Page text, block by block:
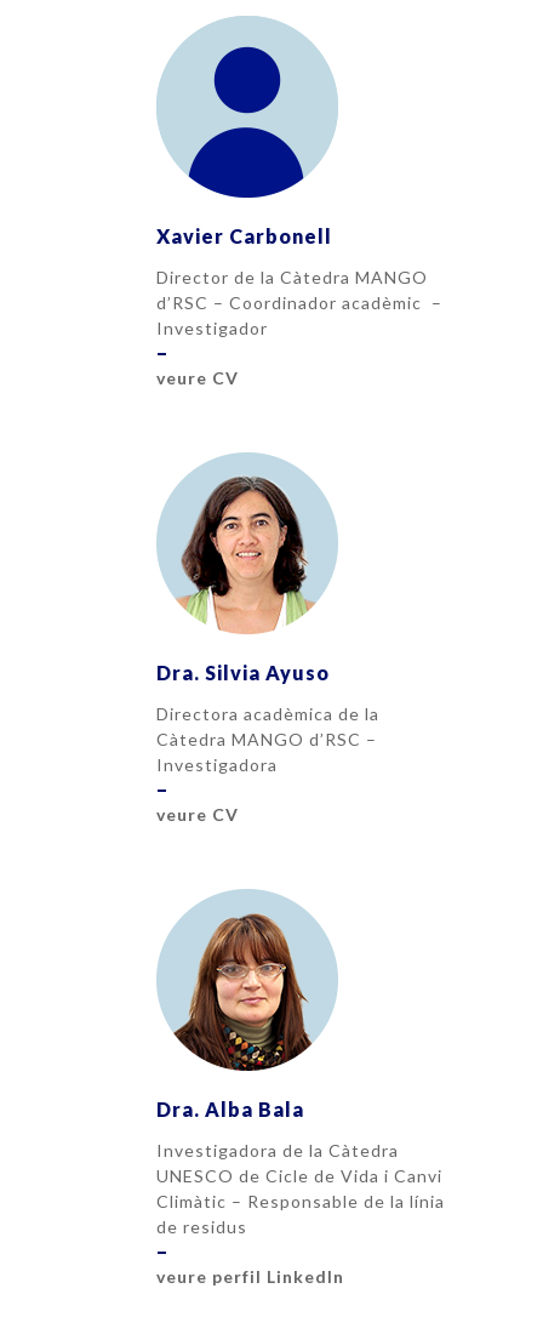
Xavier Carbonell
Director de la Càtedra MANGO
d’RSC – Coordinador acadèmic –
Investigador
–
veure CV
Dra. Silvia Ayuso
Directora acadèmica de la
Càtedra MANGO d’RSC –
Investigadora
–
veure CV
Dra. Alba Bala
Investigadora de la Càtedra
UNESCO de Cicle de Vida i Canvi
Climàtic – Responsable de la línia
de residus
–
veure perfil LinkedIn